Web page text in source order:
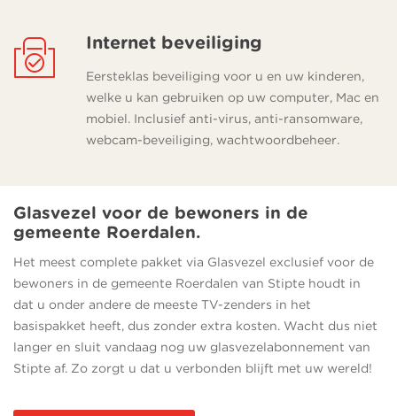
Internet beveiliging
Eersteklas beveiliging voor u en uw kinderen,
welke u kan gebruiken op uw computer, Mac en
mobiel. Inclusief anti-virus, anti-ransomware,
webcam-beveiliging, wachtwoordbeheer.
Glasvezel voor de bewoners in de
gemeente Roerdalen.
Het meest complete pakket via Glasvezel exclusief voor de
bewoners in de gemeente Roerdalen van Stipte houdt in
dat u onder andere de meeste TV-zenders in het
basispakket heeft, dus zonder extra kosten. Wacht dus niet
langer en sluit vandaag nog uw glasvezelabonnement van
Stipte af. Zo zorgt u dat u verbonden blijft met uw wereld!